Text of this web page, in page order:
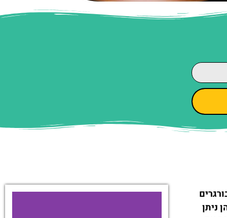
ניתן